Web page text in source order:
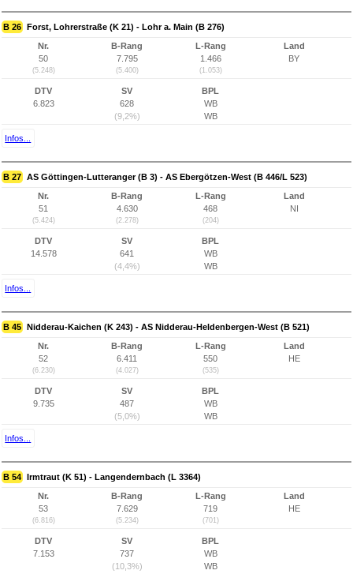
B 26 Forst, Lohrerstraße (K 21) - Lohr a. Main (B 276)
Nr.
50
(5.248)
B-Rang
7.795
(5.400)
L-Rang
1.466
(1.053)
Land
BY
DTV
6.823
SV
628
(9,2%)
BPL
WB
WB
Infos...
B 27 AS Göttingen-Lutteranger (B 3) - AS Ebergötzen-West (B 446/L 523)
Nr.
51
(5.424)
B-Rang
4.630
(2.278)
L-Rang
468
(204)
Land
NI
DTV
14.578
SV
641
(4,4%)
BPL
WB
WB
Infos...
B 45 Nidderau-Kaichen (K 243) - AS Nidderau-Heldenbergen-West (B 521)
Nr.
52
(6.230)
B-Rang
6.411
(4.027)
L-Rang
550
(535)
Land
HE
DTV
9.735
SV
487
(5,0%)
BPL
WB
WB
Infos...
B 54 Irmtraut (K 51) - Langendernbach (L 3364)
Nr.
53
(6.816)
B-Rang
7.629
(5.234)
L-Rang
719
(701)
Land
HE
DTV
7.153
SV
737
(10,3%)
BPL
WB
WB